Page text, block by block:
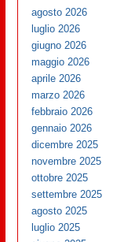
agosto 2026
luglio 2026
giugno 2026
maggio 2026
aprile 2026
marzo 2026
febbraio 2026
gennaio 2026
dicembre 2025
novembre 2025
ottobre 2025
settembre 2025
agosto 2025
luglio 2025